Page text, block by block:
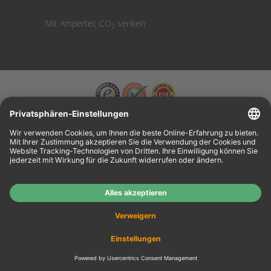
Mit Ampertec CO2 senken
Das Angebot unseres Web-Shops richtet sich nicht an
Wiederverkäufer. Wenn Sie Wiederverkäufer sind, registrieren Sie sich bitte in unserem